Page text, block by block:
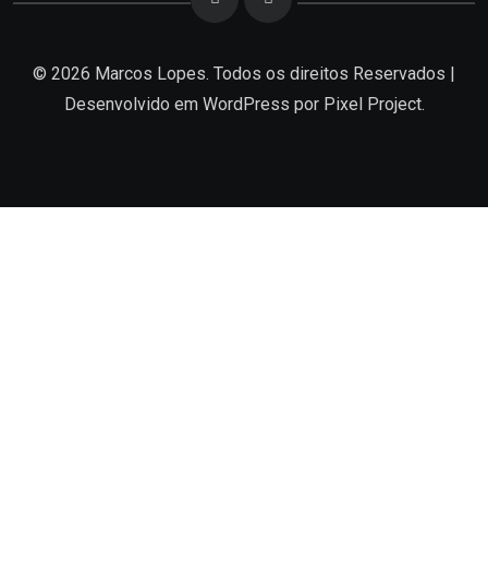
© 2026 Marcos Lopes. Todos os direitos Reservados |
Desenvolvido em WordPress por Pixel Project.